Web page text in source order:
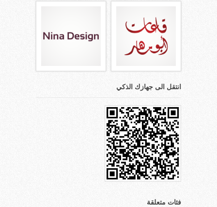
انتقل الى جهازك الذكي
فئات متعلقة